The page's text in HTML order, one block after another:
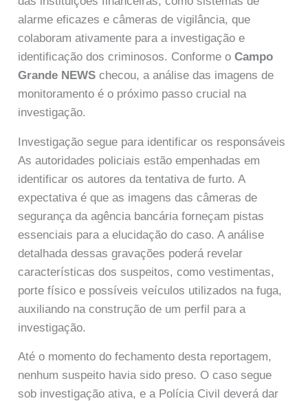
alarme eficazes e câmeras de vigilância, que
colaboram ativamente para a investigação e
identificação dos criminosos. Conforme oCampo
Grande NEWS checou, a análise das imagens de
monitoramento é o próximo passo crucial na
investigação.
Investigação segue para identificar os responsáveis
As autoridades policiais estão empenhadas em
identificar os autores da tentativa de furto. A
expectativa é que as imagens das câmeras de
segurança da agência bancária forneçam pistas
essenciais para a elucidação do caso. A análise
detalhada dessas gravações poderá revelar
características dos suspeitos, como vestimentas,
porte físico e possíveis veículos utilizados na fuga,
auxiliando na construção de um perfil para a
investigação.
Até o momento do fechamento desta reportagem,
nenhum suspeito havia sido preso. O caso segue
sob investigação ativa, e a Polícia Civil deverá dar